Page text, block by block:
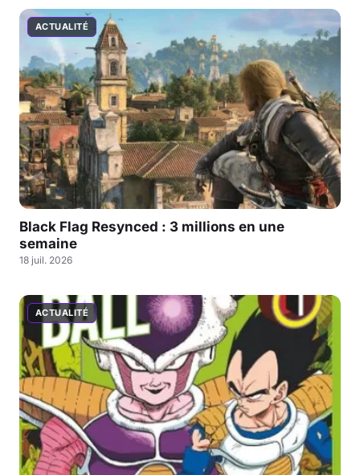
ACTUALITÉ
Black Flag Resynced : 3 millions en une
semaine
18 juil. 2026
ACTUALITÉ